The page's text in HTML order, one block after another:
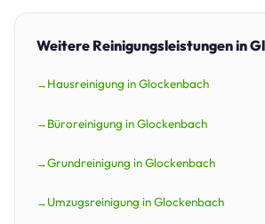
Weitere Reinigungsleistungen in
Hausreinigung in Glockenbach
Büroreinigung in Glockenbach
Grundreinigung in Glockenbach
Umzugsreinigung in Glockenbach